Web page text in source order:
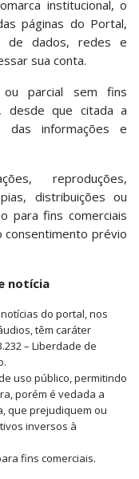
institucional, o
páginas do Portal,
de dados, redes e
sua conta.
parcial sem fins
desde que citada a
das informações e
reproduções,
distribuições ou
para fins comerciais
prévio
notícia
do portal, nos
têm caráter
– Liberdade de
uso público, permitindo
porém é vedada a
que prejudiquem ou
inversos à
fins comerciais.